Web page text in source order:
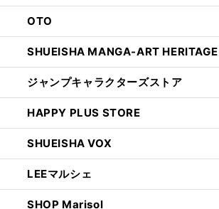
OTO
SHUEISHA MANGA-ART HERITAGE
ジャンプキャラクターズストア
HAPPY PLUS STORE
SHUEISHA VOX
LEEマルシェ
SHOP Marisol